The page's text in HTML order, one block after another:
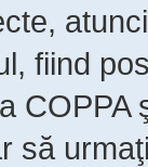
fiind
să